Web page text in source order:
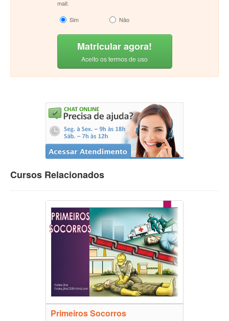
mail:
Sim
Não
Matricular agora!
Aceito os termos de uso
Cursos Relacionados
Primeiros Socorros